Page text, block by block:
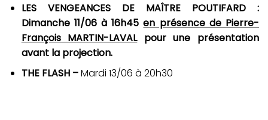
LES VENGEANCES DE MAÎTRE POUTIFARD :
Dimanche 11/06 à 16h45en présence de Pierre-
François MARTIN-LAVALpour une présentation
avant la projection.
THE FLASH –Mardi 13/06 à 20h30